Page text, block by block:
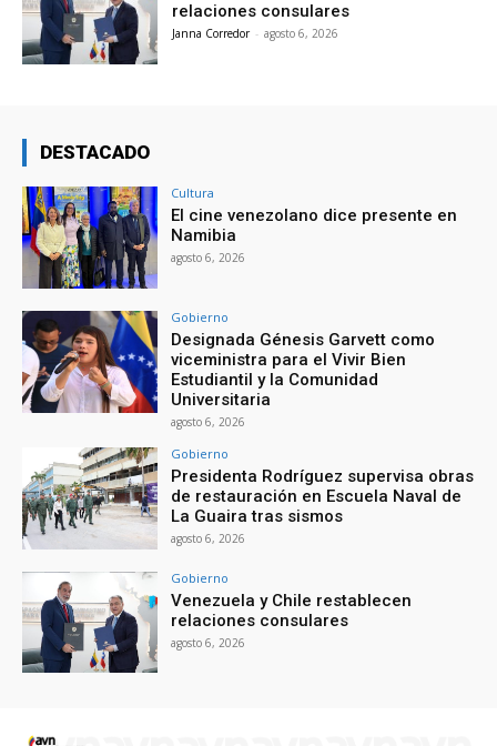
relaciones consulares
Janna Corredor - agosto 6, 2026
DESTACADO
Cultura
El cine venezolano dice presente en
Namibia
agosto 6, 2026
Gobierno
Designada Génesis Garvett como
viceministra para el Vivir Bien
Estudiantil y la Comunidad
Universitaria
agosto 6, 2026
Gobierno
Presidenta Rodríguez supervisa obras
de restauración en Escuela Naval de
La Guaira tras sismos
agosto 6, 2026
Gobierno
Venezuela y Chile restablecen
relaciones consulares
agosto 6, 2026